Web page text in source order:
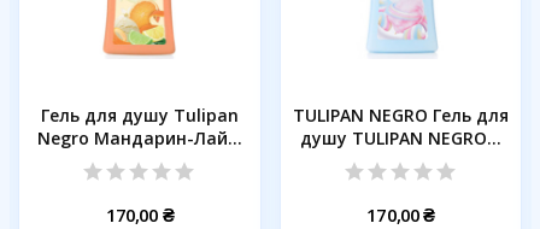
Гель для душу Tulipan
Negro Мандарин-Лайм
650 мл
170,00 ₴
TULIPAN NEGRO Гель для
душу TULIPAN NEGRO...
170,00 ₴